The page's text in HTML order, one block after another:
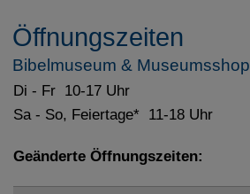
Öffnungszeiten
Bibelmuseum & Museumsshop
Di - Fr 10-17 Uhr
Sa - So, Feiertage* 11-18 Uhr
Geänderte Öffnungszeiten: